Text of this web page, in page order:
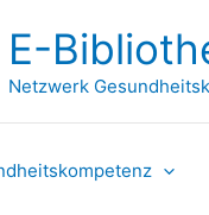
E-
Netzwerk